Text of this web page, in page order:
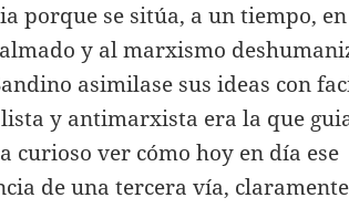
porque se sitúa, a un tiempo, en
y al marxismo
asimilase sus ideas con
y antimarxista era la que
curioso ver cómo hoy en día ese
de una tercera vía, claramente